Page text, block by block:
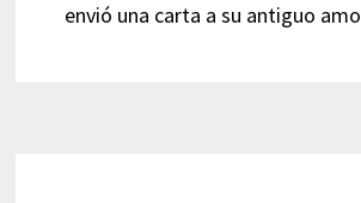
envió una carta a su antiguo amo